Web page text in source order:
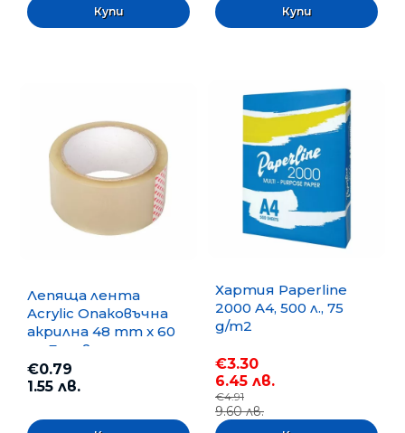
Лепяща лента
Acrylic Опаковъчна
акрилна 48 mm x 60
m, Безцветна
€0.79
1.55 лв.
Хартия Paperline
2000 A4, 500 л., 75
g/m2
€3.30
6.45 лв.
€4.91
9.60 лв.